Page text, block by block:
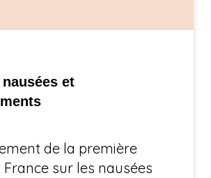
et
de la première
sur les nausées